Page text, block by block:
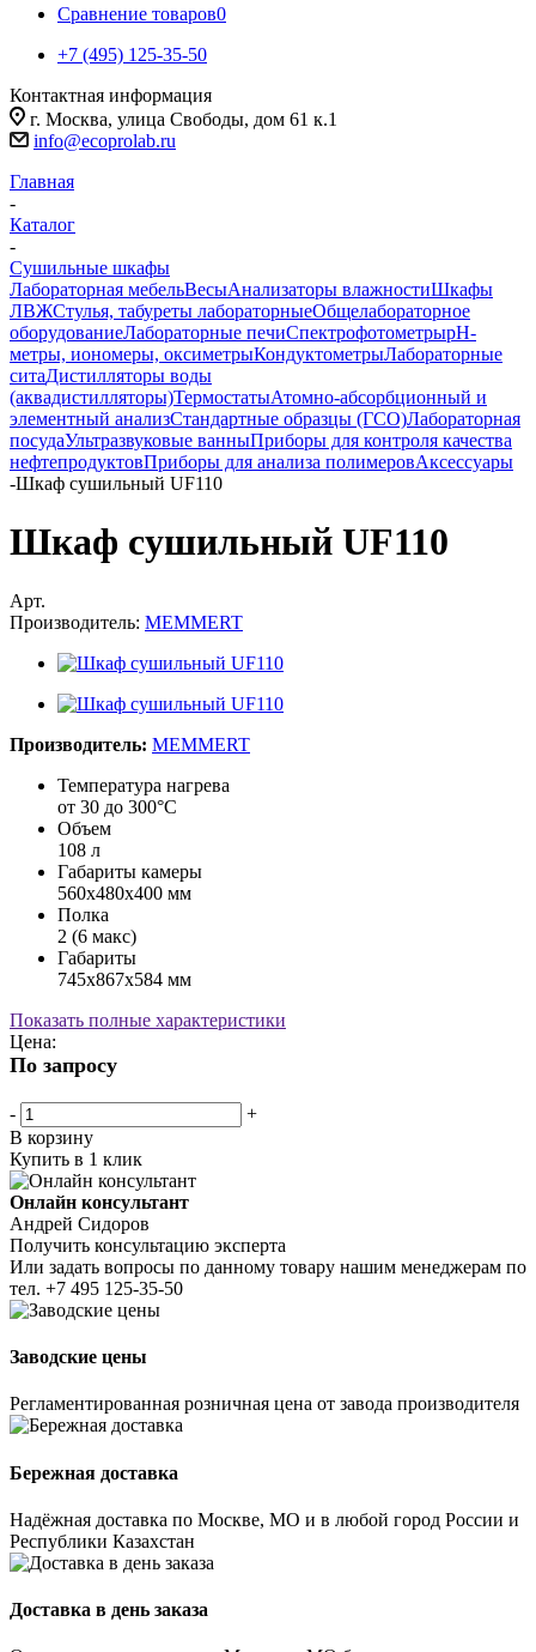
Сравнение товаров0
+7 (495) 125-35-50
Контактная информация
г. Москва, улица Свободы, дом 61 к.1
info@ecoprolab.ru
Главная
-
Каталог
-
Сушильные шкафы
Лабораторная мебельВесыАнализаторы влажностиШкафы
ЛВЖСтулья, табуреты лабораторныеОбщелабораторное
оборудованиеЛабораторные печиСпектрофотометрыpH-
метры, иономеры, оксиметрыКондуктометрыЛабораторные
ситаДистилляторы воды
(аквадистилляторы)ТермостатыАтомно-абсорбционный и
элементный анализСтандартные образцы (ГСО)Лабораторная
посудаУльтразвуковые ванныПриборы для контроля качества
нефтепродуктовПриборы для анализа полимеровАксессуары
-Шкаф сушильный UF110
Шкаф сушильный UF110
Арт.
Производитель: MEMMERT
Производитель: MEMMERT
Температура нагрева
от 30 до 300°С
Объем
108 л
Габариты камеры
560х480х400 мм
Полка
2 (6 макс)
Габариты
745х867х584 мм
Показать полные характеристики
Цена:
По запросу
-
+
В корзину
Купить в 1 клик
Онлайн консультант
Андрей Сидоров
Получить консультацию эксперта
Или задать вопросы по данному товару нашим менеджерам по
тел. +7 495 125-35-50
Заводские цены
Регламентированная розничная цена от завода производителя
Бережная доставка
Надёжная доставка по Москве, МО и в любой город России и
Республики Казахстан
Доставка в день заказа